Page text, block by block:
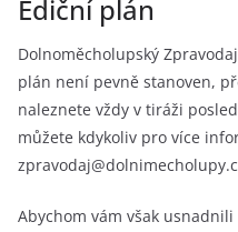
Ediční plán
Dolnoměcholupský
plán není pevně stanoven,
naleznete vždy v tiráži
můžete kdykoliv pro více
Abychom vám však